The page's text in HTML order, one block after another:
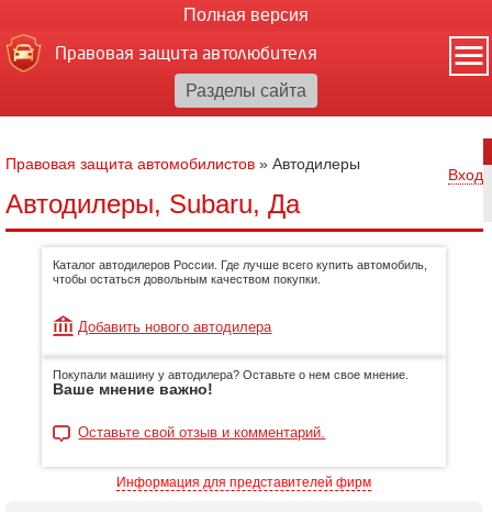
Полная версия
Правовая защита автолюбителя
Правовая защита автомобилистов » Автодилеры
Вход
Автодилеры, Subaru, Да
Каталог автодилеров России. Где лучше всего купить автомобиль,
чтобы остаться довольным качеством покупки.
Добавить нового автодилера
Покупали машину у автодилера? Оставьте о нем свое мнение.
Ваше мнение важно!
Оставьте свой отзыв и комментарий.
Информация для представителей фирм